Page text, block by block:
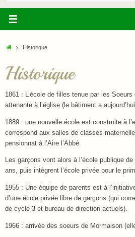
AccueilHistorique
Historique
1861 : L’école de filles tenue par les
attenante à l’église (le bâtiment a
1889 : une nouvelle école est construite à
correspond aux salles de classes
pensionnat à l’Aire l’Abbé.
Les garçons vont alors à l’école publique de
ans, puis intègrent l’école privée pour le
1955 : Une équipe de parents est à
d’une école privée libre de garçons (qui
de cycle 3 et bureau de direction actuels).
1966 : arrivée des soeurs de Mormaison